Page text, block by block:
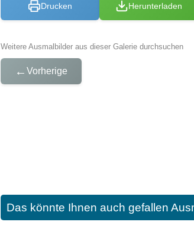
Drucken Herunterladen
Weitere Ausmalbilder aus dieser Galerie durchsuchen
← Vorherige
Das könnte Ihnen auch gefallen